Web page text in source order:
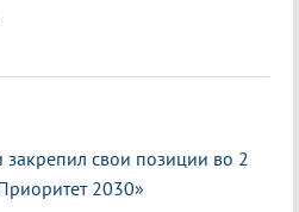
свои позиции во 2
2030»